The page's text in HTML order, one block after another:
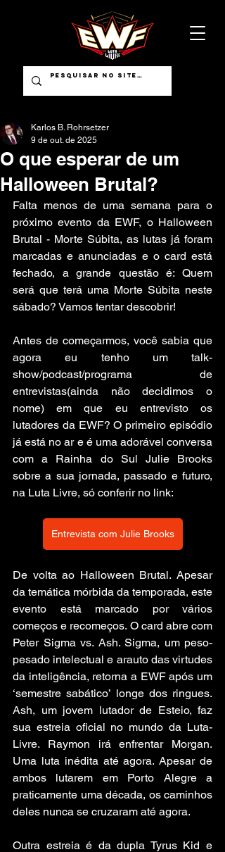
O que esperar de um
Halloween Brutal?
Karlos B. Rohrsetzer
9 de out. de 2025
Falta menos de uma semana para o
próximo evento da EWF, o Halloween
Brutal - Morte Súbita, as lutas já foram
marcadas e anunciadas e o card está
fechado, a grande questão é: Quem
será que terá uma Morte Súbita neste
sábado? Vamos tentar descobrir!
Antes de começarmos, você sabia que
agora eu tenho um talk-
show/podcast/programa de
entrevistas(ainda não decidimos o
nome) em que eu entrevisto os
lutadores da EWF? O primeiro episódio
já está no ar e é uma adorável conversa
com a Rainha do Sul Julie Brooks
sobre a sua jornada, passado e futuro,
na Luta Livre, só conferir no link:
Entrevista com Julie Brooks
De volta ao Halloween Brutal. Apesar
da temática mórbida da temporada, este
evento está marcado por vários
começos e recomeços. O card abre com
Peter Sigma vs. Ash. Sigma, um peso-
pesado intelectual e arauto das virtudes
da inteligência, retorna a EWF após um
‘semestre sabático’ longe dos ringues.
Ash, um jovem lutador de Esteio, faz
sua estreia oficial no mundo da Luta-
Livre. Raymon irá enfrentar Morgan.
Uma luta inédita até agora. Apesar de
ambos lutarem em Porto Alegre a
praticamente uma década, os caminhos
deles nunca se cruzaram até agora.
Outra estreia é da dupla Tyrus Kid e